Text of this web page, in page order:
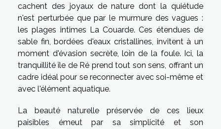
cachent des joyaux de nature dont la quiétude
n'est perturbée que par le murmure des vagues :
les plages intimes La Couarde. Ces étendues de
sable fin, bordées d'eaux cristallines, invitent à un
moment d'évasion secrète, loin de la foule. Ici, la
tranquillité île de Ré prend tout son sens, offrant un
cadre idéal pour se reconnecter avec soi-même et
avec l'élément aquatique.
La beauté naturelle préservée de ces lieux
paisibles émeut par sa simplicité et son